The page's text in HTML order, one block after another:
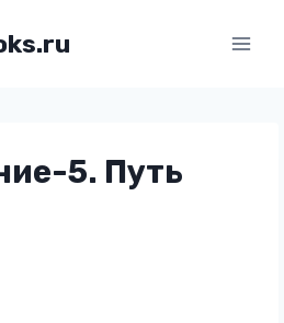
5. Путь